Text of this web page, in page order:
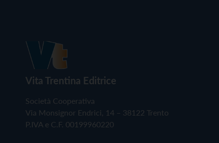
Vita Trentina Editrice
Società Cooperativa
Via Monsignor Endrici, 14 – 38122 Trento
P.IVA e C.F. 00199960220